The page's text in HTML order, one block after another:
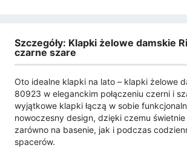
Szczegóły: Klapki żelowe damskie
czarne szare
Oto idealne klapki na lato – klapki żelowe
80923 w eleganckim połączeniu czerni i
wyjątkowe klapki łączą w sobie
nowoczesny design, dzięki czemu
zarówno na basenie, jak i podczas
spacerów.